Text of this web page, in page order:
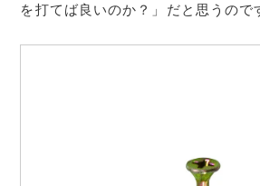
を打てば良いのか？」だと思うので